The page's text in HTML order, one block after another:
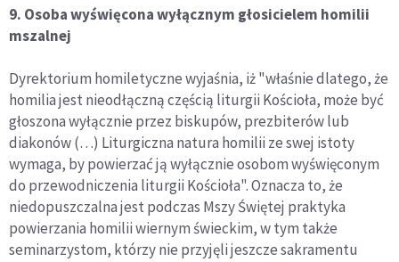
9. Osoba wyświęcona wyłącznym głosicielem homilii
mszalnej
Dyrektorium homiletyczne wyjaśnia, iż "właśnie dlatego, że
homilia jest nieodłączną częścią liturgii Kościoła, może być
głoszona wyłącznie przez biskupów, prezbiterów lub
diakonów (…) Liturgiczna natura homilii ze swej istoty
wymaga, by powierzać ją wyłącznie osobom wyświęconym
do przewodniczenia liturgii Kościoła". Oznacza to, że
niedopuszczalna jest podczas Mszy Świętej praktyka
powierzania homilii wiernym świeckim, w tym także
seminarzystom, którzy nie przyjęli jeszcze sakramentu